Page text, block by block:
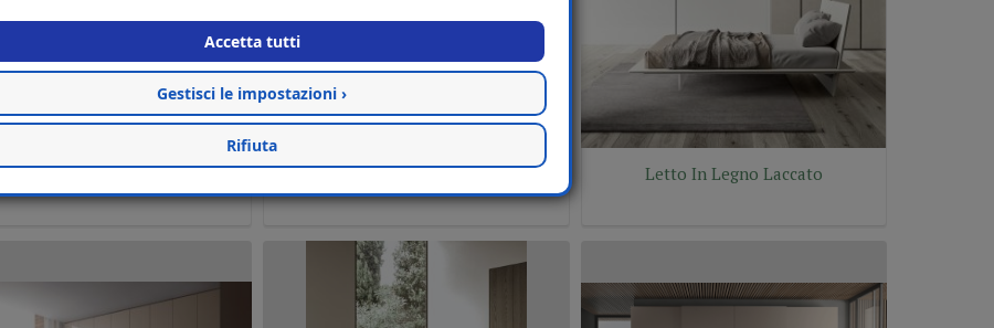
Armadio Scorrevole Orme Centro Dorelan Letto In Legno Laccato
Accetta tutti
Gestisci le impostazioni ›
Rifiuta